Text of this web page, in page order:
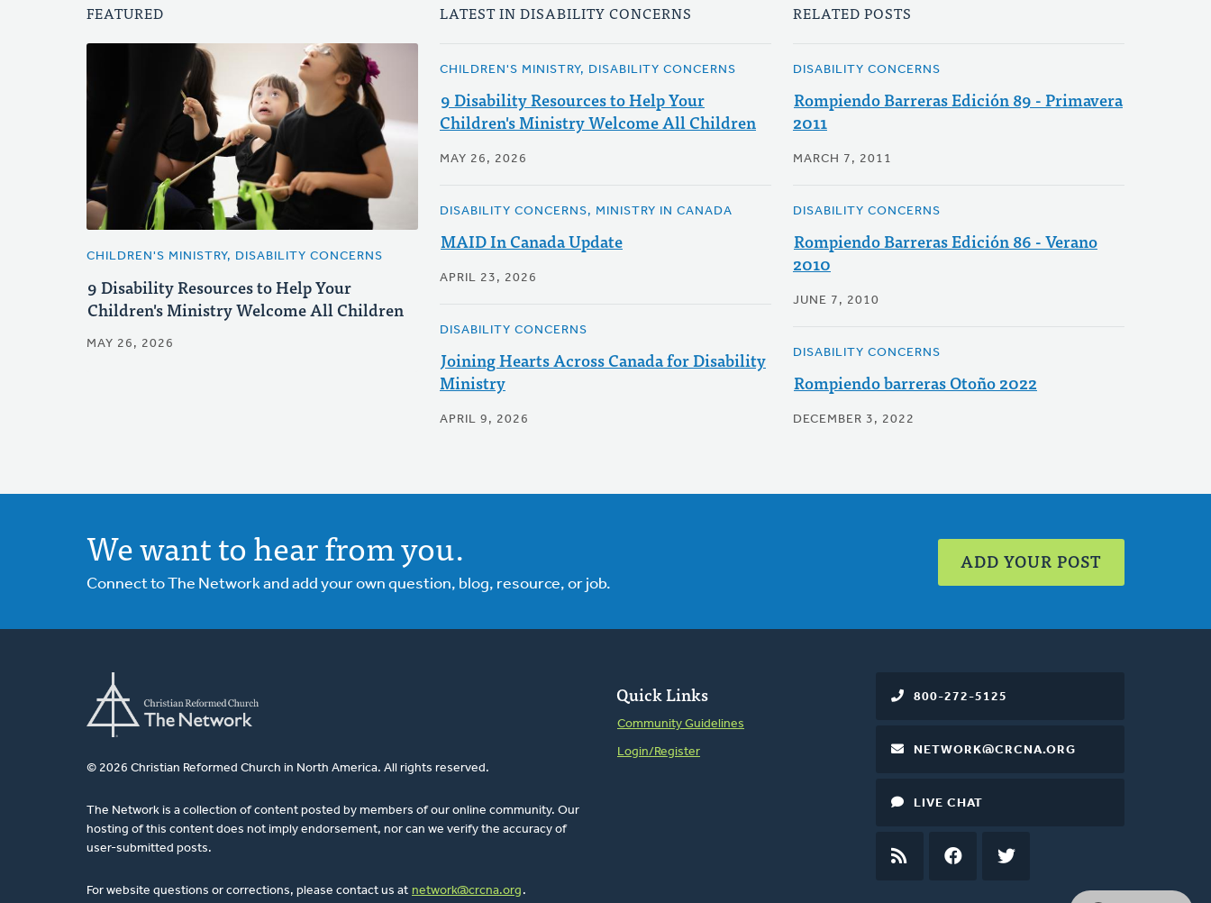
FEATURED
CHILDREN'S MINISTRY, DISABILITY CONCERNS
9 Disability Resources to Help Your
Children's Ministry Welcome All Children
MAY 26, 2026
LATEST IN DISABILITY CONCERNS
CHILDREN'S MINISTRY, DISABILITY CONCERNS
9 Disability Resources to Help Your
Children's Ministry Welcome All Children
MAY 26, 2026
DISABILITY CONCERNS, MINISTRY IN CANADA
MAID In Canada Update
APRIL 23, 2026
DISABILITY CONCERNS
Joining Hearts Across Canada for Disability
Ministry
APRIL 9, 2026
RELATED POSTS
DISABILITY CONCERNS
Rompiendo Barreras Edición 89 - Primavera
2011
MARCH 7, 2011
DISABILITY CONCERNS
Rompiendo Barreras Edición 86 - Verano
2010
JUNE 7, 2010
DISABILITY CONCERNS
Rompiendo barreras Otoño 2022
DECEMBER 3, 2022
We want to hear from you.
Connect to The Network and add your own question, blog, resource, or job.
ADD YOUR POST
© 2026 Christian Reformed Church in North America. All rights reserved.
The Network is a collection of content posted by members of our online community. Our
hosting of this content does not imply endorsement, nor can we verify the accuracy of
user-submitted posts.
For website questions or corrections, please contact us at network@crcna.org .
Quick Links
Community Guidelines
Login/Register
800-272-5125
NETWORK@CRCNA.ORG
LIVE CHAT